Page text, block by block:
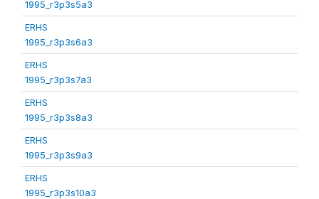
1995_r3p3s5a3
ERHS
1995_r3p3s6a3
ERHS
1995_r3p3s7a3
ERHS
1995_r3p3s8a3
ERHS
1995_r3p3s9a3
ERHS
1995_r3p3s10a3